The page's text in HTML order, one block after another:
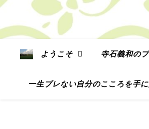
ようこそ 寺石義和の
一生ブレない自分のこころを手